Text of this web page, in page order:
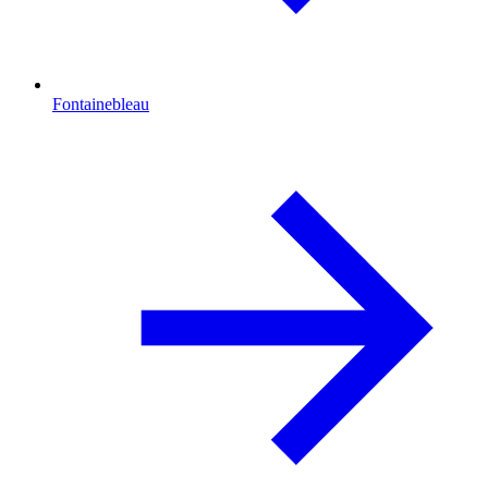
Fontainebleau